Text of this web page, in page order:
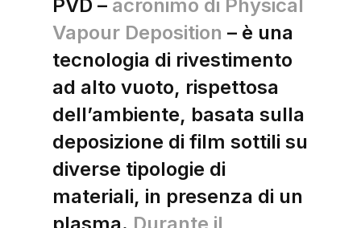
PVD – acronimo di Physical
Vapour Deposition – è una
tecnologia di rivestimento
ad alto vuoto, rispettosa
dell’ambiente, basata sulla
deposizione di film sottili su
diverse tipologie di
materiali, in presenza di un
plasma. Durante il